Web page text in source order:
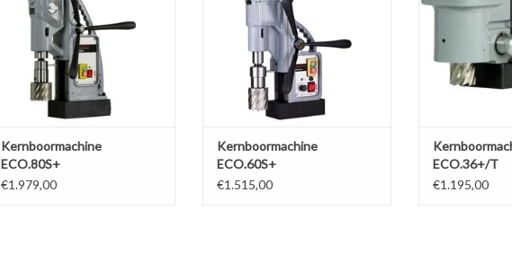
TOEVOEGEN AAN WINKELWAGEN
Kernboormachine
ECO.80S+
€1.979,00
TOEVOEGEN AAN WINKELWAGEN
Kernboormachine
ECO.60S+
€1.515,00
40mm
TOEVOEGEN
ECO.36+/T
€1.195,00